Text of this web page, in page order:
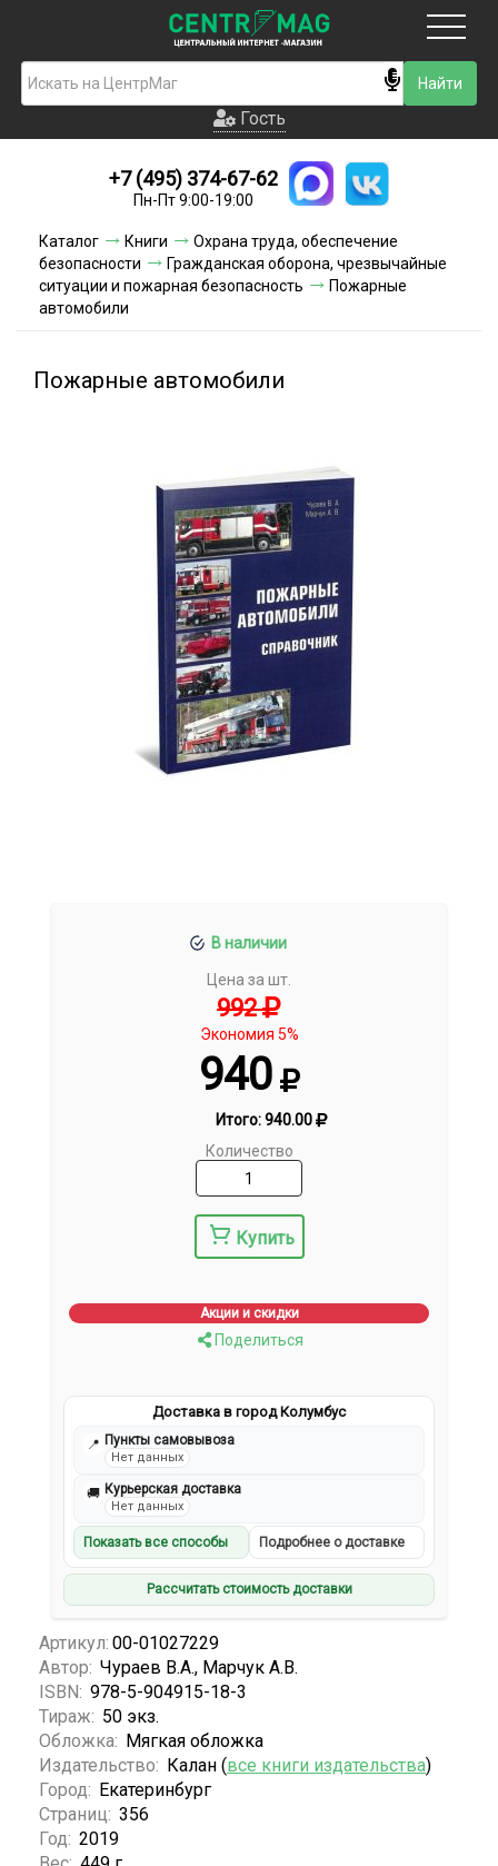
Гость
Новинки
Условия доставки
Условия оплаты
Акции и скидки
Гость
+7 (495) 374-67-62
Пн-Пт 9:00-19:00
Каталог Книги
Охрана труда, обеспечение
безопасности
Гражданская оборона, чрезвычайные
ситуации и пожарная безопасность
Пожарные
автомобили
Пожарные автомобили
В наличии
Цена за шт.
992
Экономия 5%
940
Итого:940.00
Количество
Купить
Акции и скидки
Поделиться
Доставка в город Колумбус
📍 Пункты самовывоза
Нет данных
🚚 Курьерская доставка
Нет данных
Показать все способы Подробнее о доставке
Рассчитать стоимость доставки
Артикул: 00-01027229
Автор: Чураев В.А., Марчук А.В.
ISBN: 978-5-904915-18-3
Тираж: 50 экз.
Обложка: Мягкая обложка
Издательство: Калан (все книги издательства)
Город: Екатеринбург
Страниц: 356
Год: 2019